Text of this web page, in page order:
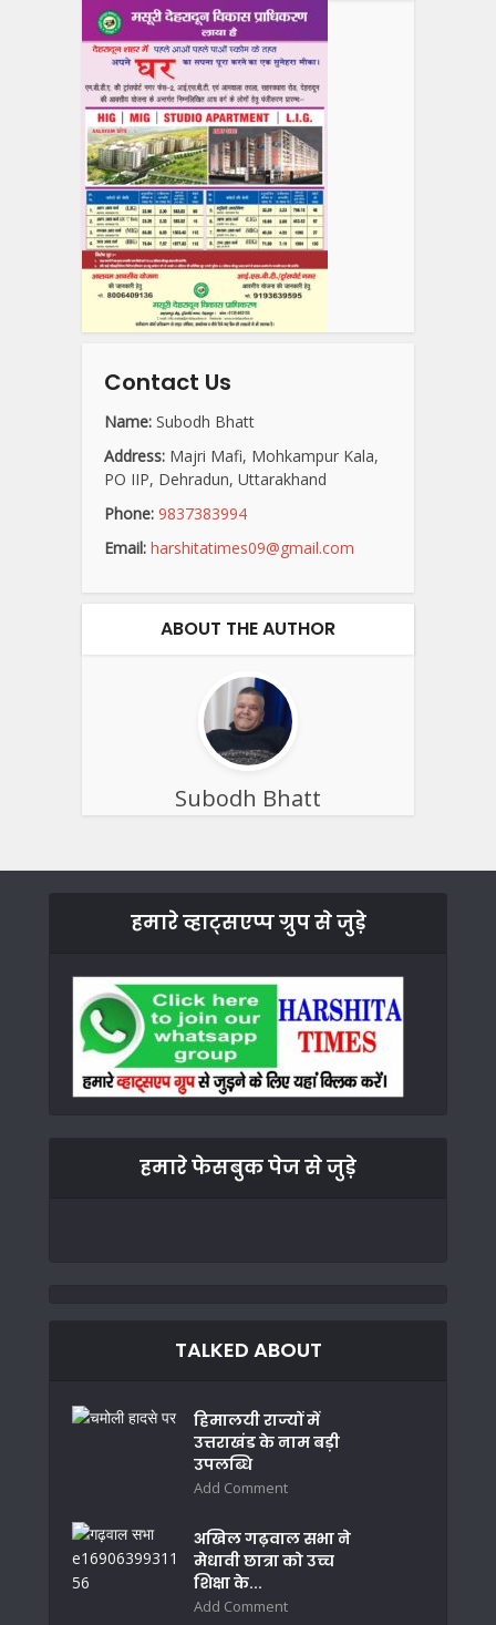
Contact Us
Name: Subodh Bhatt
Address: Majri Mafi, Mohkampur Kala,
PO IIP, Dehradun, Uttarakhand
Phone: 9837383994
Email: harshitatimes09@gmail.com
ABOUT THE AUTHOR
Subodh Bhatt
हमारे व्हाट्सएप्प ग्रुप से जुड़े
हमारे फेसबुक पेज से जुड़े
TALKED ABOUT
हिमालयी राज्यों में
उत्तराखंड के नाम बड़ी
उपलब्धि
Add Comment
अखिल गढ़वाल सभा ने
मेधावी छात्रा को उच्च
शिक्षा के...
Add Comment